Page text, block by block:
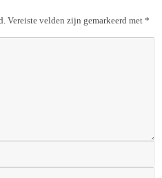
Vereiste velden zijn gemarkeerd met *